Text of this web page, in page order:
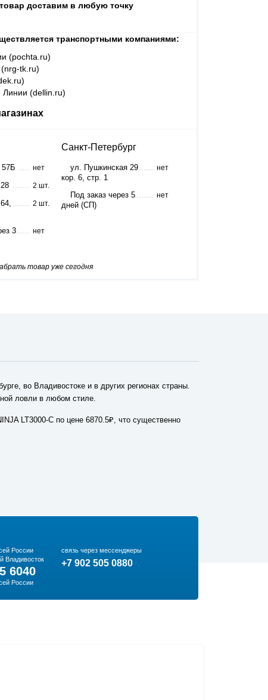
доставим в любую точку
транспортными компаниями:
(pochta.ru)
tk.ru)
(dellin.ru)
57Б нет
2 шт.
2 шт.
3
нет
Санкт-Петербург
ул. Пушкинская 29
кор. 6, стр. 1
нет
Под заказ через 5
дней (СП)
нет
товар уже сегодня
во Владивостоке и в других регионах страны.
ловли в любом стиле.
LT3000-C по цене 6870.5₽, что существенно
России
Владивосток
6040
России
связь через мессенджеры
+7 902 505 0880